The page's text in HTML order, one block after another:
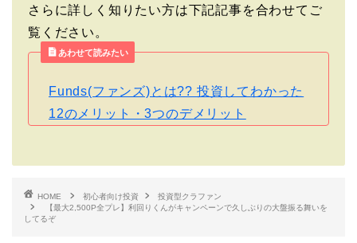
さらに詳しく知りたい方は下記記事を合わせてご
覧ください。
あわせて読みたい
Funds(ファンズ)とは?? 投資してわかった
12のメリット・3つのデメリット
HOME 初心者向け投資
投資型クラファン
【最大2,500P全プレ】利回りくんがキャンペーンで久しぶりの大盤振る舞いを
してるぞ